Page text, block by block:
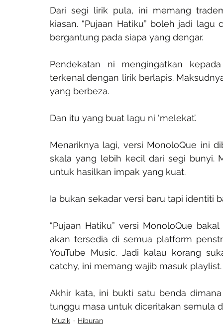
Dari segi lirik pula, ini memang
kiasan. “Pujaan Hatiku” boleh jadi
bergantung pada siapa yang dengar.
Pendekatan ni mengingatkan
terkenal dengan lirik berlapis.
yang berbeza.
Dan itu yang buat lagu ni ‘melekat’.
Menariknya lagi, versi MonoloQue ini
skala yang lebih kecil dari segi bunyi.
untuk hasilkan impak yang kuat.
Ia bukan sekadar versi baru tapi identiti
“Pujaan Hatiku” versi MonoloQue
akan tersedia di semua platform
YouTube Music. Jadi kalau korang
catchy, ini memang wajib masuk playlist.
Akhir kata, ini bukti satu benda
tunggu masa untuk diceritakan semula
Muzik Hiburan